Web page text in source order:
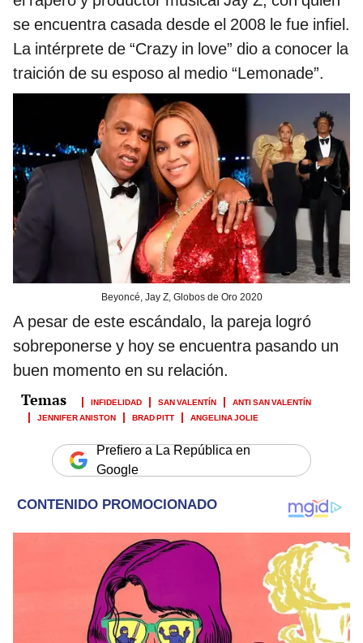
se encuentra casada desde el 2008 le fue infiel.
La intérprete de “Crazy in love” dio a conocer la
traición de su esposo al medio “Lemonade”.
Beyoncé, Jay Z, Globos de Oro 2020
A pesar de este escándalo, la pareja logró
sobreponerse y hoy se encuentra pasando un
buen momento en su relación.
INFIDELIDAD SAN VALENTÍN
ANTI SAN VALENTÍN
JENNIFER ANISTON
BRAD PITT ANGELINA JOLIE
Prefiero a La República en
Google